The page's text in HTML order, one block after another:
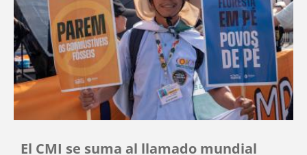
El CMI se suma al llamado mundial